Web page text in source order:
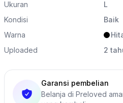
ini
Ukuran
L
Kondisi
Baik
Warna
Uploaded
2
Garansi pembelian
Belanja di Preloved